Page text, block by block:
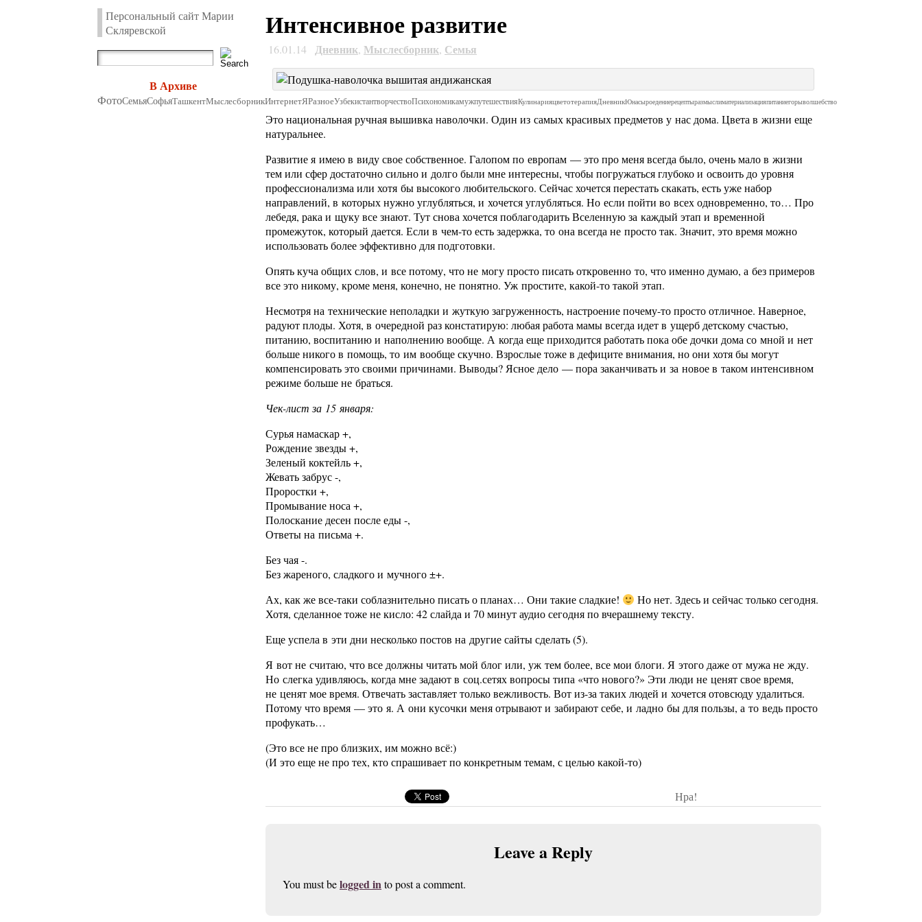
Персональный сайт Марии
Скляревской
В Архиве
ФотоСемьяСофьяТашкентМыслесборникИнтернетЯРазноеУзбекистантворчествоПсихономикамужпутешествияКулинарияцветотерапияДневникЮнасыроедениерецептыразмыслиматериализацияпитаниегорыволшебство
Интенсивное развитие
16.01.14 Дневник, Мыслесборник, Семья
Это национальная ручная вышивка наволочки. Один из самых красивых предметов у нас дома. Цвета в жизни еще
натуральнее.
Развитие я имею в виду свое собственное. Галопом по европам — это про меня всегда было, очень мало в жизни
тем или сфер достаточно сильно и долго были мне интересны, чтобы погружаться глубоко и освоить до уровня
профессионализма или хотя бы высокого любительского. Сейчас хочется перестать скакать, есть уже набор
направлений, в которых нужно углубляться, и хочется углубляться. Но если пойти во всех одновременно, то… Про
лебедя, рака и щуку все знают. Тут снова хочется поблагодарить Вселенную за каждый этап и временной
промежуток, который дается. Если в чем-то есть задержка, то она всегда не просто так. Значит, это время можно
использовать более эффективно для подготовки.
Опять куча общих слов, и все потому, что не могу просто писать откровенно то, что именно думаю, а без примеров
все это никому, кроме меня, конечно, не понятно. Уж простите, какой-то такой этап.
Несмотря на технические неполадки и жуткую загруженность, настроение почему-то просто отличное. Наверное,
радуют плоды. Хотя, в очередной раз констатирую: любая работа мамы всегда идет в ущерб детскому счастью,
питанию, воспитанию и наполнению вообще. А когда еще приходится работать пока обе дочки дома со мной и нет
больше никого в помощь, то им вообще скучно. Взрослые тоже в дефиците внимания, но они хотя бы могут
компенсировать это своими причинами. Выводы? Ясное дело — пора заканчивать и за новое в таком интенсивном
режиме больше не браться.
Чек-лист за 15 января:
Сурья намаскар +,
Рождение звезды +,
Зеленый коктейль +,
Жевать забрус -,
Проростки +,
Промывание носа +,
Полоскание десен после еды -,
Ответы на письма +.
Без чая -.
Без жареного, сладкого и мучного ±+.
Ах, как же все-таки соблазнительно писать о планах… Они такие сладкие!
Но нет. Здесь и сейчас только сегодня.
Хотя, сделанное тоже не кисло: 42 слайда и 70 минут аудио сегодня по вчерашнему тексту.
Еще успела в эти дни несколько постов на другие сайты сделать (5).
Я вот не считаю, что все должны читать мой блог или, уж тем более, все мои блоги. Я этого даже от мужа не жду.
Но слегка удивляюсь, когда мне задают в соц.сетях вопросы типа «что нового?» Эти люди не ценят свое время,
не ценят мое время. Отвечать заставляет только вежливость. Вот из-за таких людей и хочется отовсюду удалиться.
Потому что время — это я. А они кусочки меня отрывают и забирают себе, и ладно бы для пользы, а то ведь просто
профукать…
(Это все не про близких, им можно всё:)
(И это еще не про тех, кто спрашивает по конкретным темам, с целью какой-то)
Нра!
Leave a Reply
You must belogged into post a comment.